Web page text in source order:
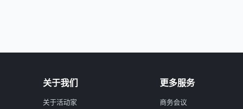
关于我们
关于活动家
更多服务
商务会议